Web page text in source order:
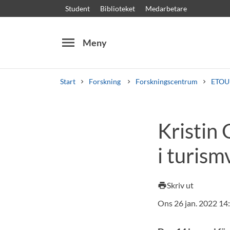
Student Biblioteket Medarbetare
menu Meny
Start Forskning Forskningscentrum
Kursplaner
Kristin
i
printSkriv ut
Ons 26 jan. 2022